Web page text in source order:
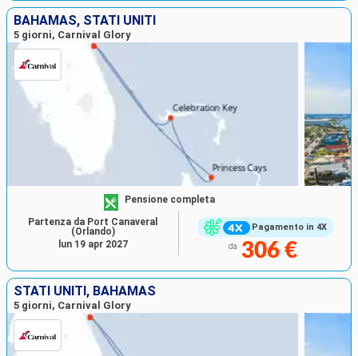
BAHAMAS, STATI UNITI
5 giorni, Carnival Glory
Pagamento in 4X
Pensione completa
da 306 €
Partenza da Port Canaveral
(Orlando)
lun 19 apr 2027
STATI UNITI, BAHAMAS
5 giorni, Carnival Glory